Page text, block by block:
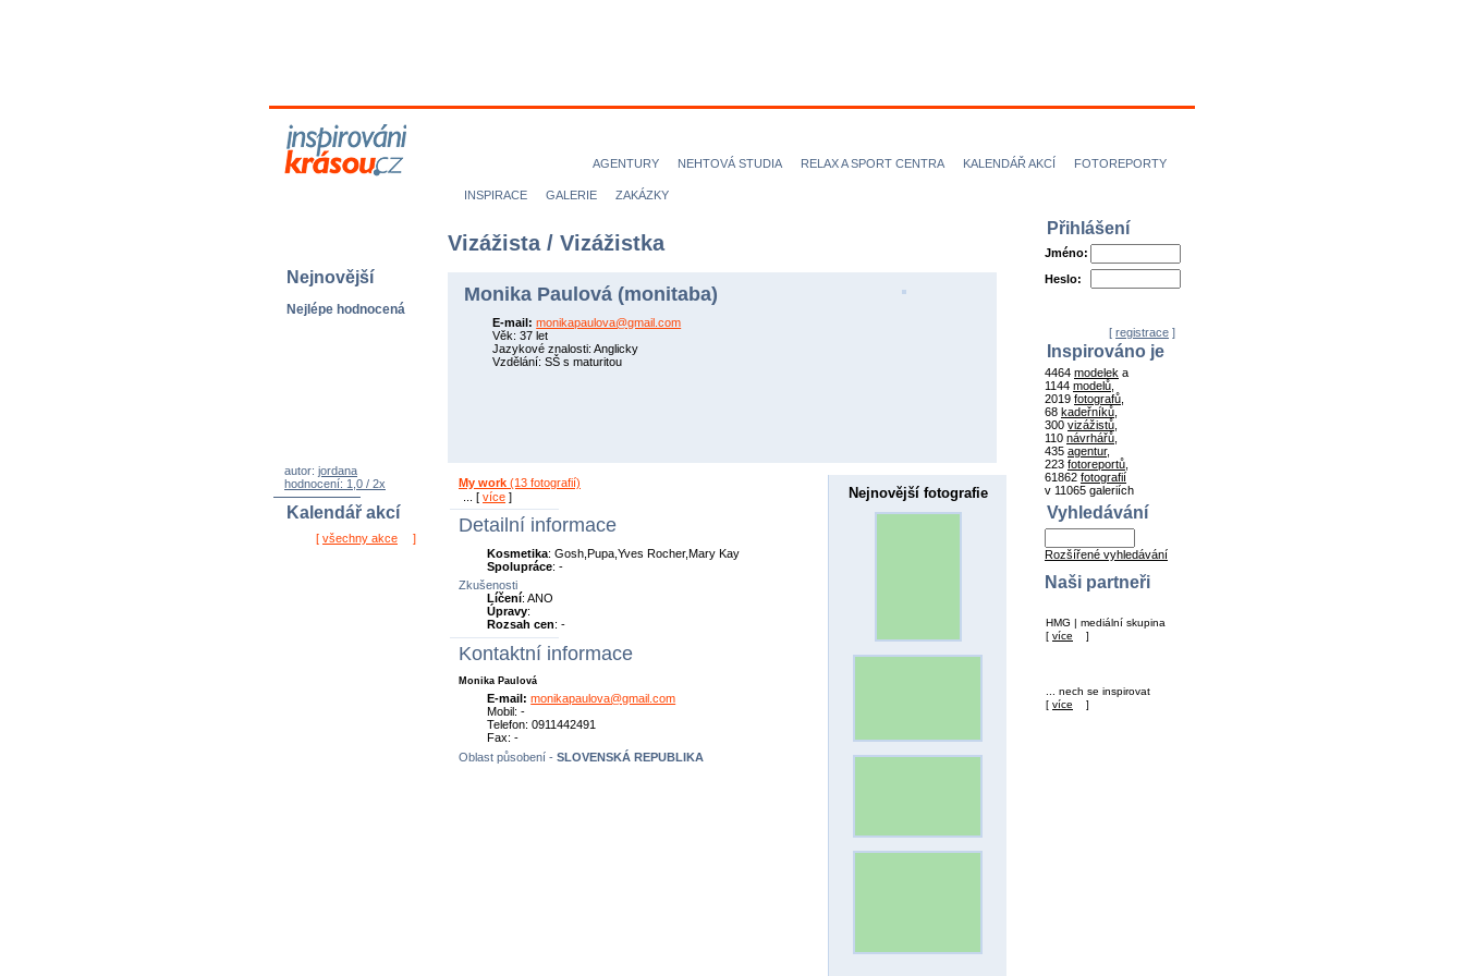
AGENTURY NEHTOVÁ STUDIA RELAX A SPORT CENTRA KALENDÁŘ AKCÍ FOTOREPORTY
INSPIRACE GALERIE ZAKÁZKY
Nejnovější
Nejlépe hodnocená
autor: jordana
hodnocení: 1,0 / 2x
Kalendář akcí
[ všechny akce ]
Vizážista / Vizážistka
Monika Paulová (monitaba)
E-mail: monikapaulova@gmail.com
Věk: 37 let
Jazykové znalosti: Anglicky
Vzdělání: SŠ s maturitou
Nejnovější fotografie
My work (13 fotografií)
... [ více ]
Detailní informace
Kosmetika: Gosh,Pupa,Yves Rocher,Mary Kay
Spolupráce: -
Zkušenosti
Líčení: ANO
Úpravy:
Rozsah cen: -
Kontaktní informace
Monika Paulová
E-mail:monikapaulova@gmail.com
Mobil: -
Telefon: 0911442491
Fax: -
Oblast působení - SLOVENSKÁ REPUBLIKA
Přihlášení
Jméno:
Heslo:
[ registrace ]
Inspirováno je
4464 modelek a
1144 modelů
2019 fotografů
68 kadeřníků
300 vizážistů
110 návrhářů
435 agentur,
223 fotoreportů
61862 fotografií
v 11065 galeriích
Vyhledávání
Rozšířené vyhledávání
Naši partneři
HMG | mediální skupina
[ více ]
... nech se inspirovat
[ více ]